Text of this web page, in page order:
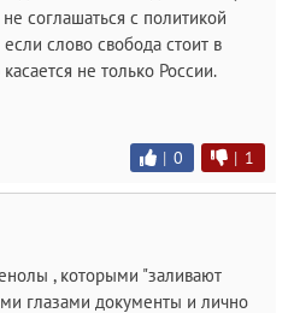
соглашаться с политикой
слово свобода стоит в
не только России.
| 0 | 1
, которыми "заливают
глазами документы и лично